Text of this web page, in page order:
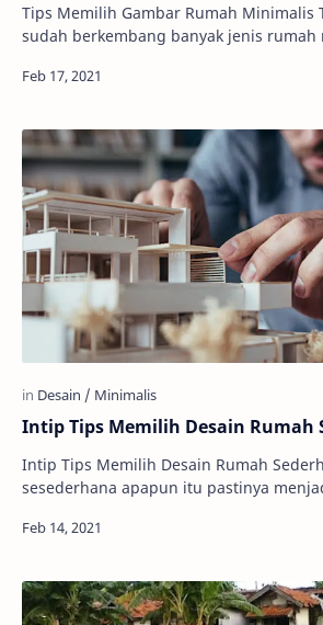
Tips Memilih Gambar Rumah Minimalis
sudah berkembang banyak jenis rumah
Intip Tips Memilih Desain Rumah
Intip Tips Memilih Desain Rumah Sederhana
sesederhana apapun itu pastinya